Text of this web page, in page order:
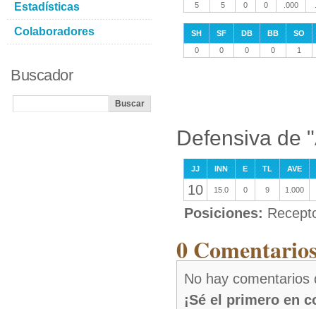
5
5 0 0 .000
SH SF DB BB
SO
0
0 0 0 1
Defensiva de
JJ INN E TL AVE
10 15.0 0 9 1.000
Posiciones:
0
No hay comentarios
¡Sé el primero en
Estadísticas
Colaboradores
Buscador